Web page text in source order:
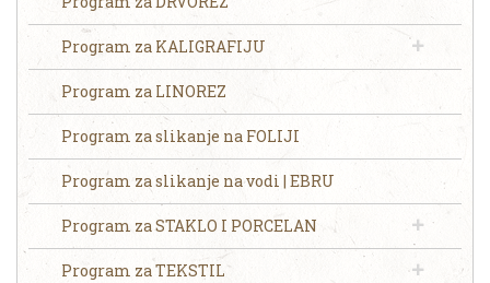
Program za KALIGRAFIJU
Program za LINOREZ
Program za slikanje na FOLIJI
Program za slikanje na vodi | EBRU
Program za STAKLO I PORCELAN
Program za TEKSTIL